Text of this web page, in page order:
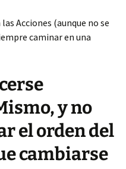
Acciones (aunque no se
caminar en una
y no
el orden del
cambiarse